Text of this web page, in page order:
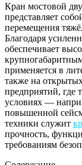
Кран мостовой
представляет
перемещения
Благодаря
обеспечивает
применяется в
также на
предприятий, где
условиях —
повышенной
техники служит
прочность,
требованиям